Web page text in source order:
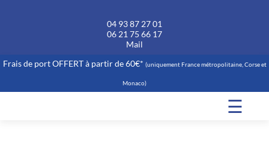
04 93 87 27 01
06 21 75 66 17
Mail
Frais de port OFFERT à partir de 60€* (uniquement France métropolitaine, Corse et
Monaco)
☰